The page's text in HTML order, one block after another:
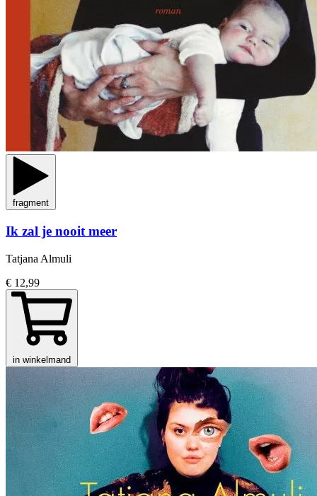
fragment
Ik zal je nooit meer
Tatjana Almuli
€ 12,99
in winkelmand